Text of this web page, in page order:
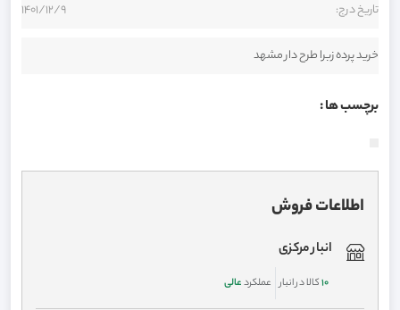
تاریخ درج: 1401/12/9
خرید پرده زبرا طرح دار مشهد
برچسب ها :
اطلاعات فروش
انبار مرکزی
10کالا در انبار عملکردعالی